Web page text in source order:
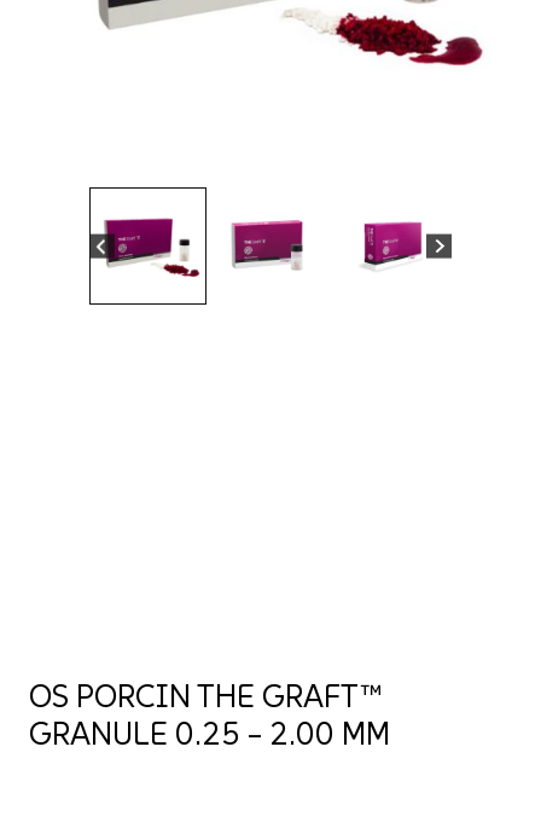
OS PORCIN THE GRAFT™
GRANULE 0.25 – 2.00 MM